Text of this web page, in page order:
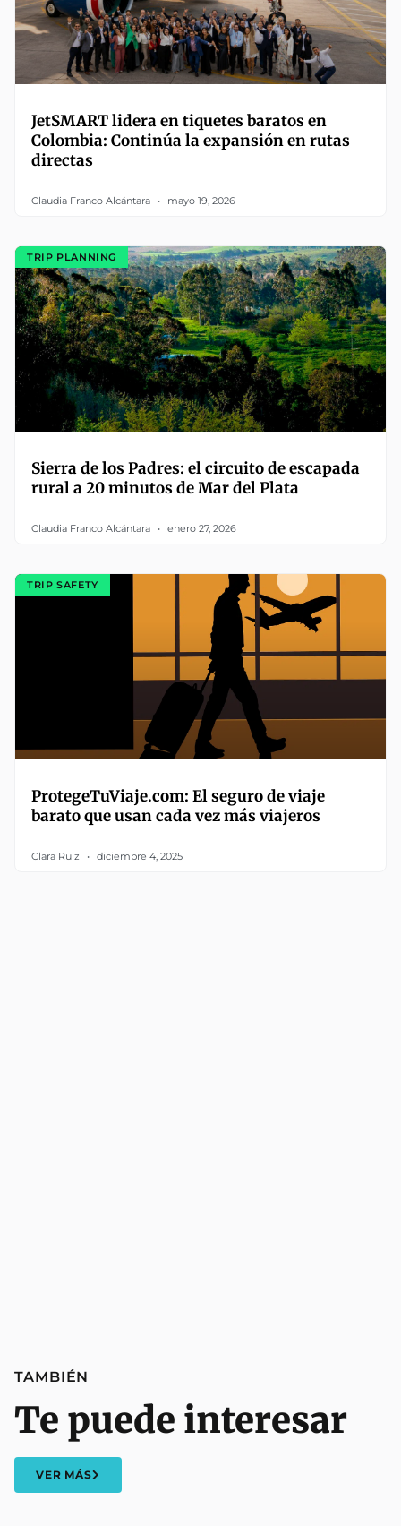
JetSMART lidera en tiquetes baratos en
Colombia: Continúa la expansión en rutas
directas
Claudia Franco Alcántara mayo 19, 2026
TRIP PLANNING
Sierra de los Padres: el circuito de escapada
rural a 20 minutos de Mar del Plata
Claudia Franco Alcántara enero 27, 2026
TRIP SAFETY
ProtegeTuViaje.com: El seguro de viaje
barato que usan cada vez más viajeros
Clara Ruiz diciembre 4, 2025
TAMBIÉN
Te puede interesar
VER MÁS